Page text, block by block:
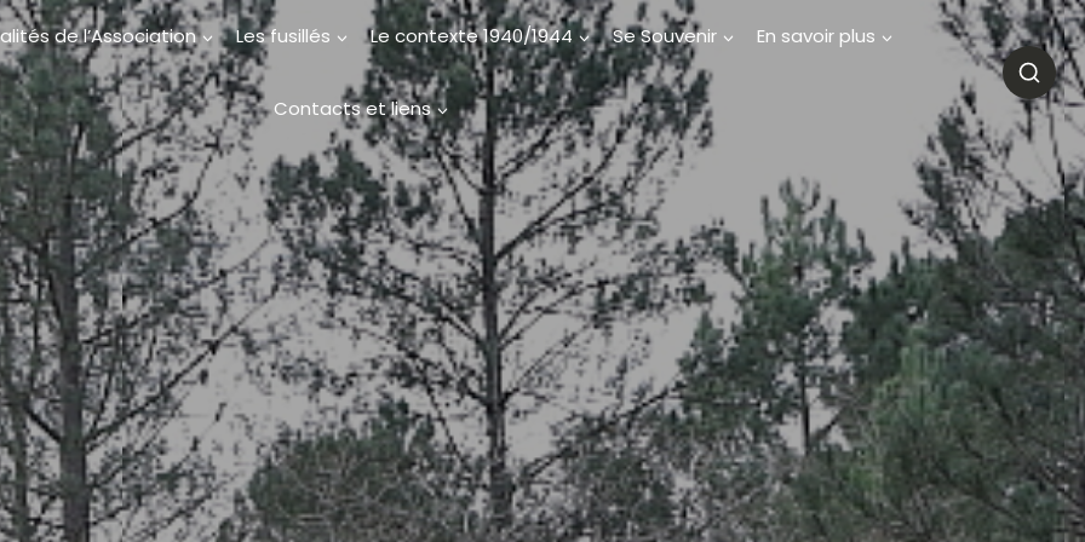
de l’Association Les fusillés Le contexte 1940/1944 Se Souvenir En savoir plus
Contacts et liens